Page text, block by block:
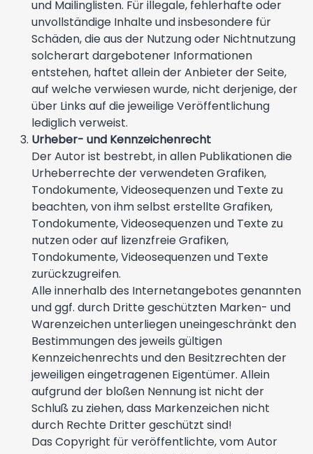
und Mailinglisten. Für illegale, fehlerhafte oder
unvollständige Inhalte und insbesondere für
Schäden, die aus der Nutzung oder Nichtnutzung
solcherart dargebotener Informationen
entstehen, haftet allein der Anbieter der Seite,
auf welche verwiesen wurde, nicht derjenige, der
über Links auf die jeweilige Veröffentlichung
lediglich verweist.
Urheber- und Kennzeichenrecht
Der Autor ist bestrebt, in allen Publikationen die
Urheberrechte der verwendeten Grafiken,
Tondokumente, Videosequenzen und Texte zu
beachten, von ihm selbst erstellte Grafiken,
Tondokumente, Videosequenzen und Texte zu
nutzen oder auf lizenzfreie Grafiken,
Tondokumente, Videosequenzen und Texte
zurückzugreifen.
Alle innerhalb des Internetangebotes genannten
und ggf. durch Dritte geschützten Marken- und
Warenzeichen unterliegen uneingeschränkt den
Bestimmungen des jeweils gültigen
Kennzeichenrechts und den Besitzrechten der
jeweiligen eingetragenen Eigentümer. Allein
aufgrund der bloßen Nennung ist nicht der
Schluß zu ziehen, dass Markenzeichen nicht
durch Rechte Dritter geschützt sind!
Das Copyright für veröffentlichte, vom Autor